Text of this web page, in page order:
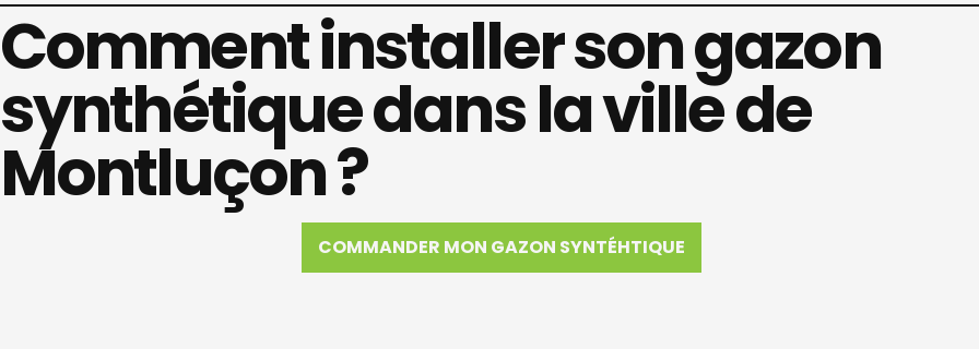
Comment installer son gazon
synthétique dans la ville de
Montluçon ?
COMMANDER MON GAZON SYNTÉHTIQUE